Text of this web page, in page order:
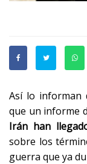
Así lo informan
que un informe
Irán han
sobre los
guerra que ya